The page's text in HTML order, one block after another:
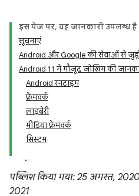
इस पेज पर, यह जानकारी उपलब्ध है
सूचनाएं
Android और Google की सेवाओं से
Android 11 में मौजूद जोखिम की
Android रनटाइम
फ़्रेमवर्क
लाइब्रेरी
मीडिया फ़्रेमवर्क
सिस्टम
पब्लिश किया गया: 25 अगस्त,
2021